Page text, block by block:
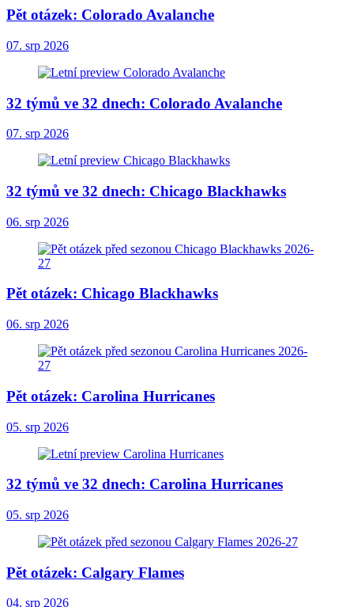
Pět otázek: Colorado Avalanche
07. srp 2026
32 týmů ve 32 dnech: Colorado Avalanche
07. srp 2026
32 týmů ve 32 dnech: Chicago Blackhawks
06. srp 2026
Pět otázek: Chicago Blackhawks
06. srp 2026
Pět otázek: Carolina Hurricanes
05. srp 2026
32 týmů ve 32 dnech: Carolina Hurricanes
05. srp 2026
Pět otázek: Calgary Flames
04. srp 2026